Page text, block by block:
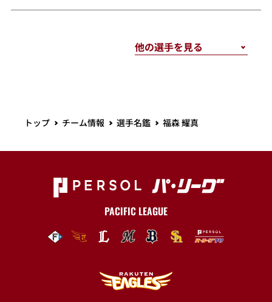
トップ チーム情報 選手名鑑 福森 耀真
PACIFIC LEAGUE